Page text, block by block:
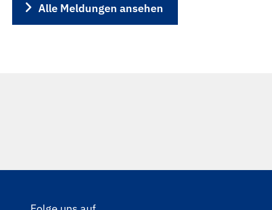
Alle Meldungen ansehen